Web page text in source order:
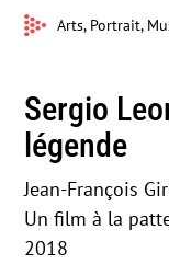
Arts, Portrait,
Sergio
légende
Jean-François
Un film à la
2018